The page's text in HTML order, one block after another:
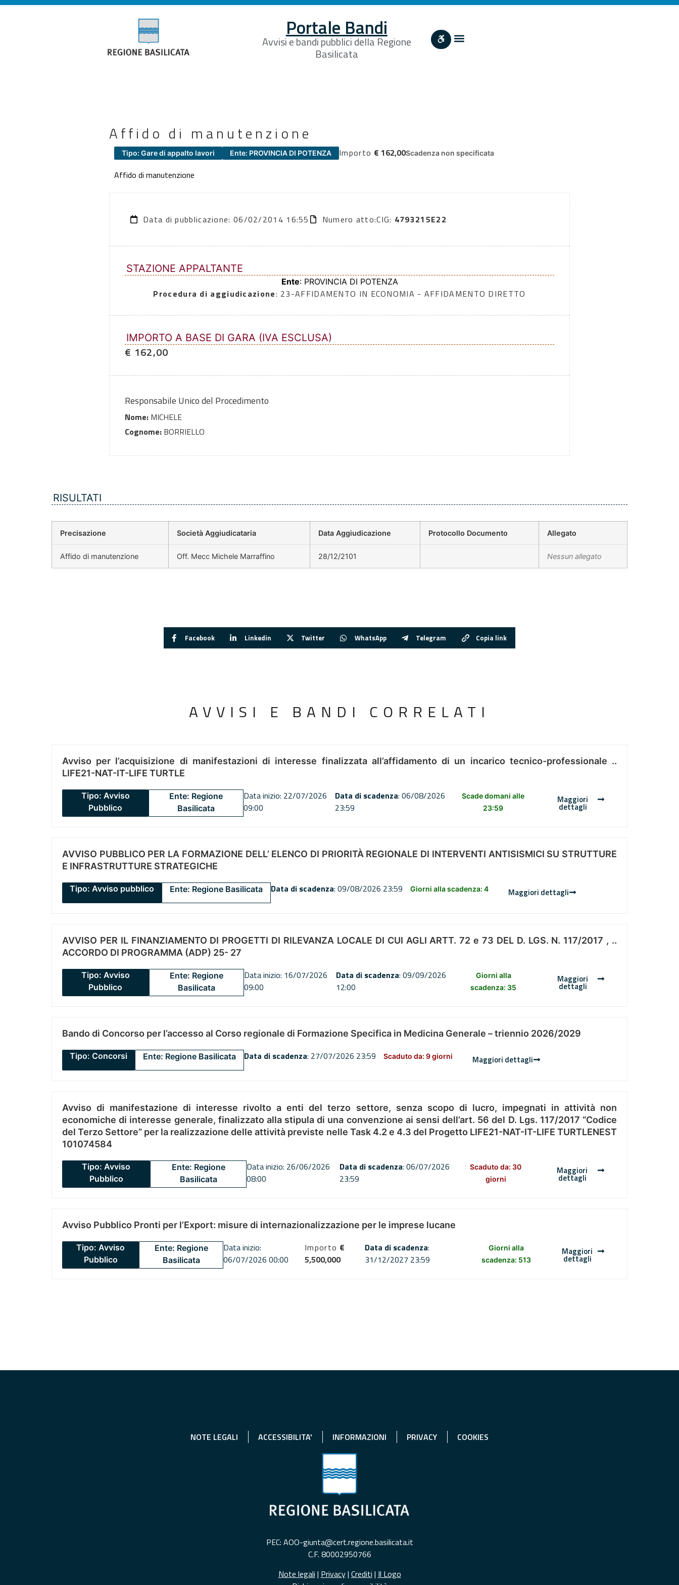
Portale Bandi
Avvisi e bandi pubblici della Regione
Basilicata
Affido di manutenzione
Tipo: Gare di appalto lavori Ente: PROVINCIA DI POTENZA Importo € 162,00Scadenza non specificata
Affido di manutenzione
Data di pubblicazione: 06/02/2014 16:55 Numero atto:CIG: 4793215E22
STAZIONE APPALTANTE
Ente: PROVINCIA DI POTENZA
Procedura di aggiudicazione: 23-AFFIDAMENTO IN ECONOMIA - AFFIDAMENTO DIRETTO
IMPORTO A BASE DI GARA (IVA ESCLUSA)
€ 162,00
Responsabile Unico del Procedimento
Nome: MICHELE
Cognome: BORRIELLO
RISULTATI
Precisazione Società Aggiudicataria Data Aggiudicazione Protocollo Documento Allegato
Affido di manutenzione Off. Mecc Michele Marraffino 28/12/2101 Nessun allegato
Facebook Linkedin Twitter WhatsApp Telegram Copia link
AVVISI E BANDI CORRELATI
Avviso per l’acquisizione di manifestazioni di interesse finalizzata all’affidamento di un incarico tecnico-professionale ..
LIFE21-NAT-IT-LIFE TURTLE
Tipo: Avviso
Pubblico
Ente: Regione
Basilicata
Data inizio: 22/07/2026
09:00
Data di scadenza: 06/08/2026
23:59
Scade domani alle
23:59
Maggiori
dettagli
AVVISO PUBBLICO PER LA FORMAZIONE DELL’ ELENCO DI PRIORITÀ REGIONALE DI INTERVENTI ANTISISMICI SU STRUTTURE
E INFRASTRUTTURE STRATEGICHE
Tipo: Avviso pubblico Ente: Regione Basilicata Data di scadenza: 09/08/2026 23:59 Giorni alla scadenza: 4 Maggiori dettagli
AVVISO PER IL FINANZIAMENTO DI PROGETTI DI RILEVANZA LOCALE DI CUI AGLI ARTT. 72 e 73 DEL D. LGS. N. 117/2017 , ..
ACCORDO DI PROGRAMMA (ADP) 25- 27
Tipo: Avviso
Pubblico
Ente: Regione
Basilicata
Data inizio: 16/07/2026
09:00
Data di scadenza: 09/09/2026
12:00
Giorni alla
scadenza: 35
Maggiori
dettagli
Bando di Concorso per l’accesso al Corso regionale di Formazione Specifica in Medicina Generale – triennio 2026/2029
Tipo: Concorsi Ente: Regione Basilicata Data di scadenza: 27/07/2026 23:59 Scaduto da: 9 giorni Maggiori dettagli
Avviso di manifestazione di interesse rivolto a enti del terzo settore, senza scopo di lucro, impegnati in attività non
economiche di interesse generale, finalizzato alla stipula di una convenzione ai sensi dell’art. 56 del D. Lgs. 117/2017 “Codice
del Terzo Settore” per la realizzazione delle attività previste nelle Task 4.2 e 4.3 del Progetto LIFE21-NAT-IT-LIFE TURTLENEST
101074584
Tipo: Avviso
Pubblico
Ente: Regione
Basilicata
Data inizio: 26/06/2026
08:00
Data di scadenza: 06/07/2026
23:59
Scaduto da: 30
giorni
Maggiori
dettagli
Avviso Pubblico Pronti per l’Export: misure di internazionalizzazione per le imprese lucane
Tipo: Avviso
Pubblico
Ente: Regione
Basilicata
Data inizio:
06/07/2026 00:00
Importo €
5,500,000
Data di scadenza:
31/12/2027 23:59
Giorni alla
scadenza: 513
Maggiori
dettagli
NOTE LEGALI ACCESSIBILITA' INFORMAZIONI PRIVACY COOKIES
PEC: AOO-giunta@cert.regione.basilicata.it
C.F. 80002950766
Note legali | Privacy| Crediti | Il Logo